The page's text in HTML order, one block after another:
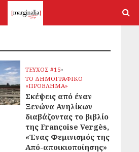
ΤΕΥΧΟΣ #15•
ΤΟ ΔΗΜΟΓΡΑΦΙΚΟ
«ΠΡΟΒΛΗΜΑ»
Σκέψεις από έναν
Ξενώνα Ανηλίκων
διαβάζοντας το βιβλίο
της Françoise Vergès,
«Ένας Φεμινισμός της
Από-αποικιοποίησης»